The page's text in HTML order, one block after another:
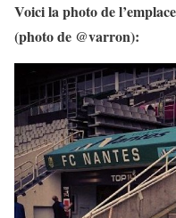
Voici la photo de
(photo de @varron):